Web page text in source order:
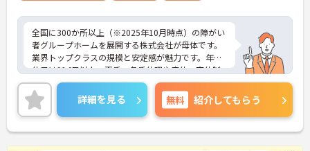
全国に300か所以上（※2025年10月時点）の障がい
者グループホームを展開する株式会社が母体です。
業界トップクラスの規模と安定感が魅力です。年間
休日は114日以上、夏季・冬季休暇や産休・育休制
度もしっかり整っており、プライベートとの両立も
可能。これまでのご経験を活かし、新しいキャリア
を築きたい方、ぜひご応募ください。20代から60代
まで、幅広い年代の方が活躍できる職場です。ご興
味のある方は詳細等をお伝えしますので、お気軽に
お問い合わせください。
詳細を見る 無料 紹介してもらう